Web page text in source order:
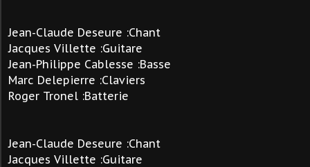
Jean-Claude Deseure :Chant
Jacques Villette :Guitare
Jean-Philippe Cablesse :Basse
Marc Delepierre :Claviers
Roger Tronel :Batterie
Jean-Claude Deseure :Chant
Jacques Villette :Guitare